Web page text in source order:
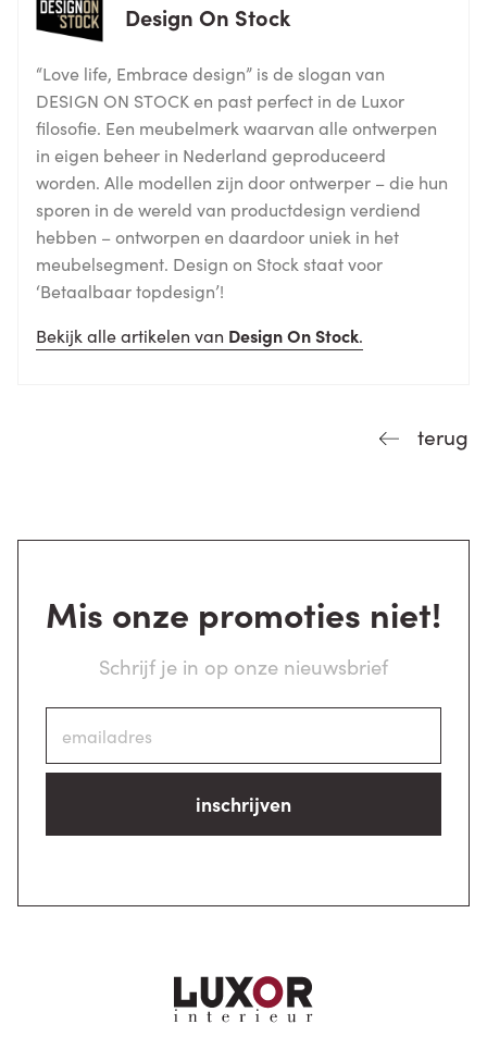
Design On Stock
“Love life, Embrace design” is de slogan van
DESIGN ON STOCK en past perfect in de Luxor
filosofie. Een meubelmerk waarvan alle ontwerpen
in eigen beheer in Nederland geproduceerd
worden. Alle modellen zijn door ontwerper – die hun
sporen in de wereld van productdesign verdiend
hebben – ontworpen en daardoor uniek in het
meubelsegment. Design on Stock staat voor
‘Betaalbaar topdesign’!
Bekijk alle artikelen van Design On Stock.
terug
Mis onze promoties niet!
Schrijf je in op onze nieuwsbrief
inschrijven